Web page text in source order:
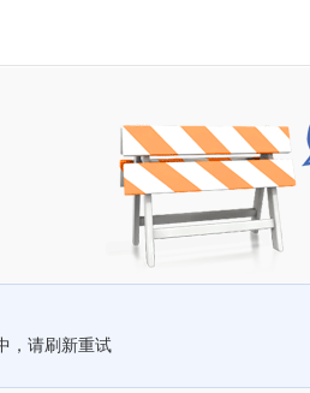
，请刷新重试